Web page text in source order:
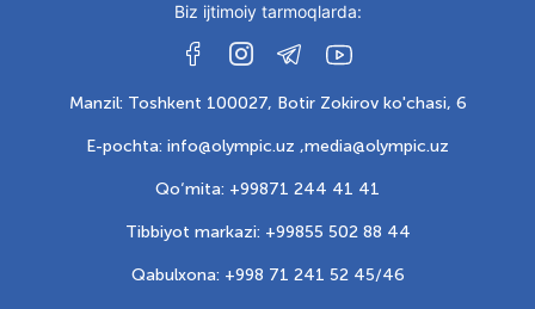
Biz ijtimoiy tarmoqlarda:
Manzil: Toshkent 100027, Botir Zokirov ko'chasi, 6
E-pochta: info@olympic.uz ,media@olympic.uz
Qo‘mita: +99871 244 41 41
Tibbiyot markazi: +99855 502 88 44
Qabulxona: +998 71 241 52 45/46